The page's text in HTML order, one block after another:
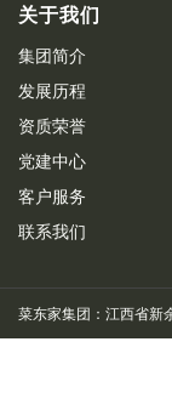
关于我们
集团简介
发展历程
资质荣誉
党建中心
客户服务
联系我们
菜东家集团：江西省新